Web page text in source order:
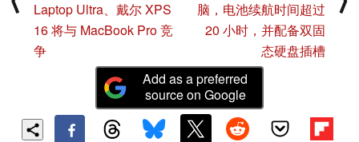
Laptop Ultra、戴尔 XPS
16 将与 MacBook Pro 竞
争
脑，电池续航时间超过
20 小时，并配备双固
态硬盘插槽
Add as a preferred
source on Google